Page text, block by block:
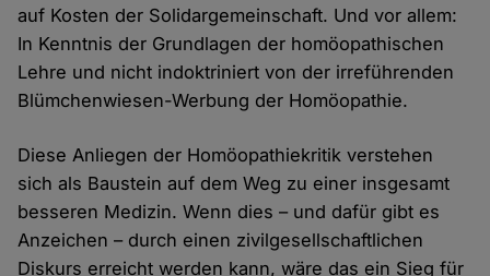
auf Kosten der Solidargemeinschaft. Und vor allem:
In Kenntnis der Grundlagen der homöopathischen
Lehre und nicht indoktriniert von der irreführenden
Blümchenwiesen-Werbung der Homöopathie.
Diese Anliegen der Homöopathiekritik verstehen
sich als Baustein auf dem Weg zu einer insgesamt
besseren Medizin. Wenn dies – und dafür gibt es
Anzeichen – durch einen zivilgesellschaftlichen
Diskurs erreicht werden kann, wäre das ein Sieg für